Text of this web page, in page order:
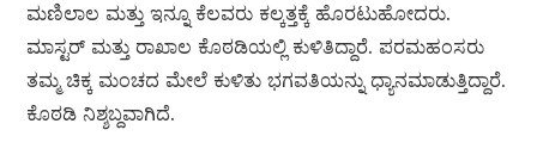
ಮಣಿಲಾಲ ಮತ್ತು ಇನ್ನೂ ಕೆಲವರು ಕಲ್ಕತ್ತಕ್ಕೆ ಹೊರಟುಹೋದರು.
ಮಾಸ್ಟರ್ ಮತ್ತು ರಾಖಾಲ ಕೊಠಡಿಯಲ್ಲಿ ಕುಳಿತಿದ್ದಾರೆ. ಪರಮಹಂಸರು
ತಮ್ಮ ಚಿಕ್ಕ ಮಂಚದ ಮೇಲೆ ಕುಳಿತು ಭಗವತಿಯನ್ನು ಧ್ಯಾನಮಾಡುತ್ತಿದ್ದಾರೆ.
ಕೊಠಡಿ ನಿಶ್ಶಬ್ದವಾಗಿದೆ.